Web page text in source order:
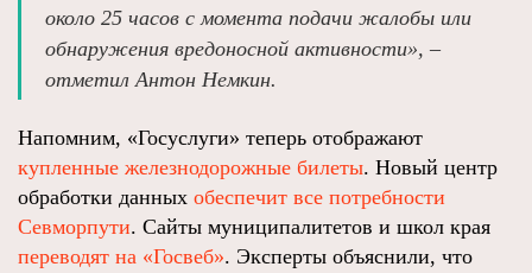
около 25 часов с момента подачи жалобы или
обнаружения вредоносной активности», –
отметил Антон Немкин.
Напомним, «Госуслуги» теперь отображают
купленные железнодорожные билеты. Новый центр
обработки данных обеспечит все потребности
Севморпути. Сайты муниципалитетов и школ края
переводят на «Госвеб». Эксперты объяснили, что